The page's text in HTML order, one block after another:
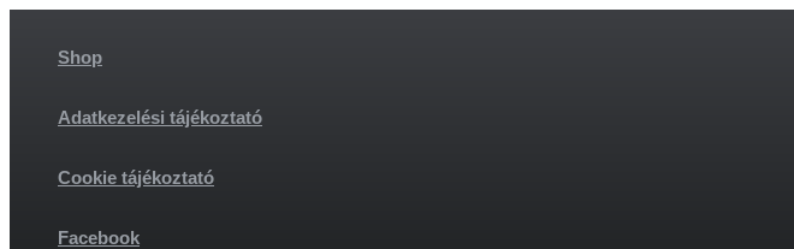
Shop
Adatkezelési tájékoztató
Cookie tájékoztató
Facebook